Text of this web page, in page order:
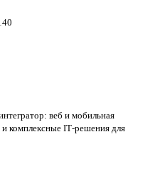
веб и мобильная
комплексные IT‑решения для